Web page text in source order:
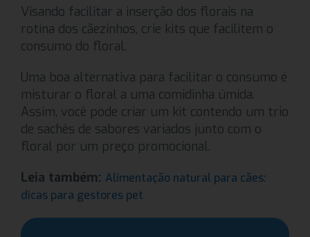
Visando facilitar a inserção dos florais na
rotina dos cãezinhos, crie kits que facilitem o
consumo do floral.
Uma boa alternativa para facilitar o consumo é
misturar o floral a uma comidinha úmida.
Assim, você pode criar um kit contendo um trio
de sachês de sabores variados junto com o
floral por um preço promocional.
Leia também: Alimentação natural para cães:
dicas para gestores pet